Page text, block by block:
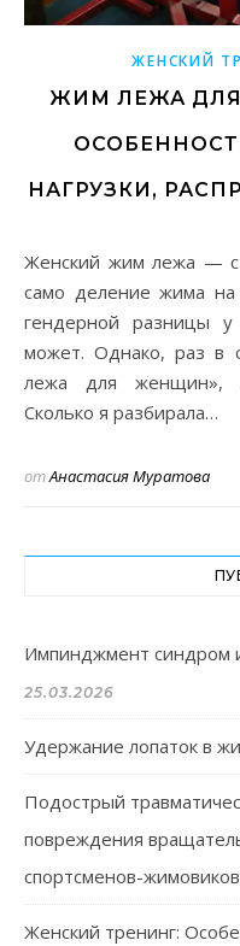
ЖЕНСКИЙ
ЖИМ ЛЕЖА
НАГРУЗКИ,
Женский жим лежа — странный термин. Удивительно
само деление жима на
гендерной разницы
может. Однако, раз в
лежа для женщин»,
Сколько я разбирала…
отАнастасия Муратова
Импинджмент
25.03.2026
Удержание лопаток в
Подострый
повреждения
спортсменов-жимовиков
Женский тренинг: